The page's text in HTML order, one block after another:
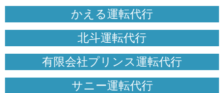
かえる運転代行
北斗運転代行
有限会社プリンス運転代行
サニー運転代行